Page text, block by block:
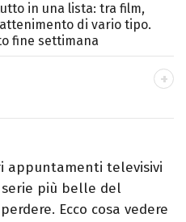
in una lista: tra film,
di vario tipo.
fine settimana
studiando all'IED
Si specializza poi in
Giornalismo e
La Sapienza,
appuntamenti televisivi
più belle del
Ecco cosa vedere